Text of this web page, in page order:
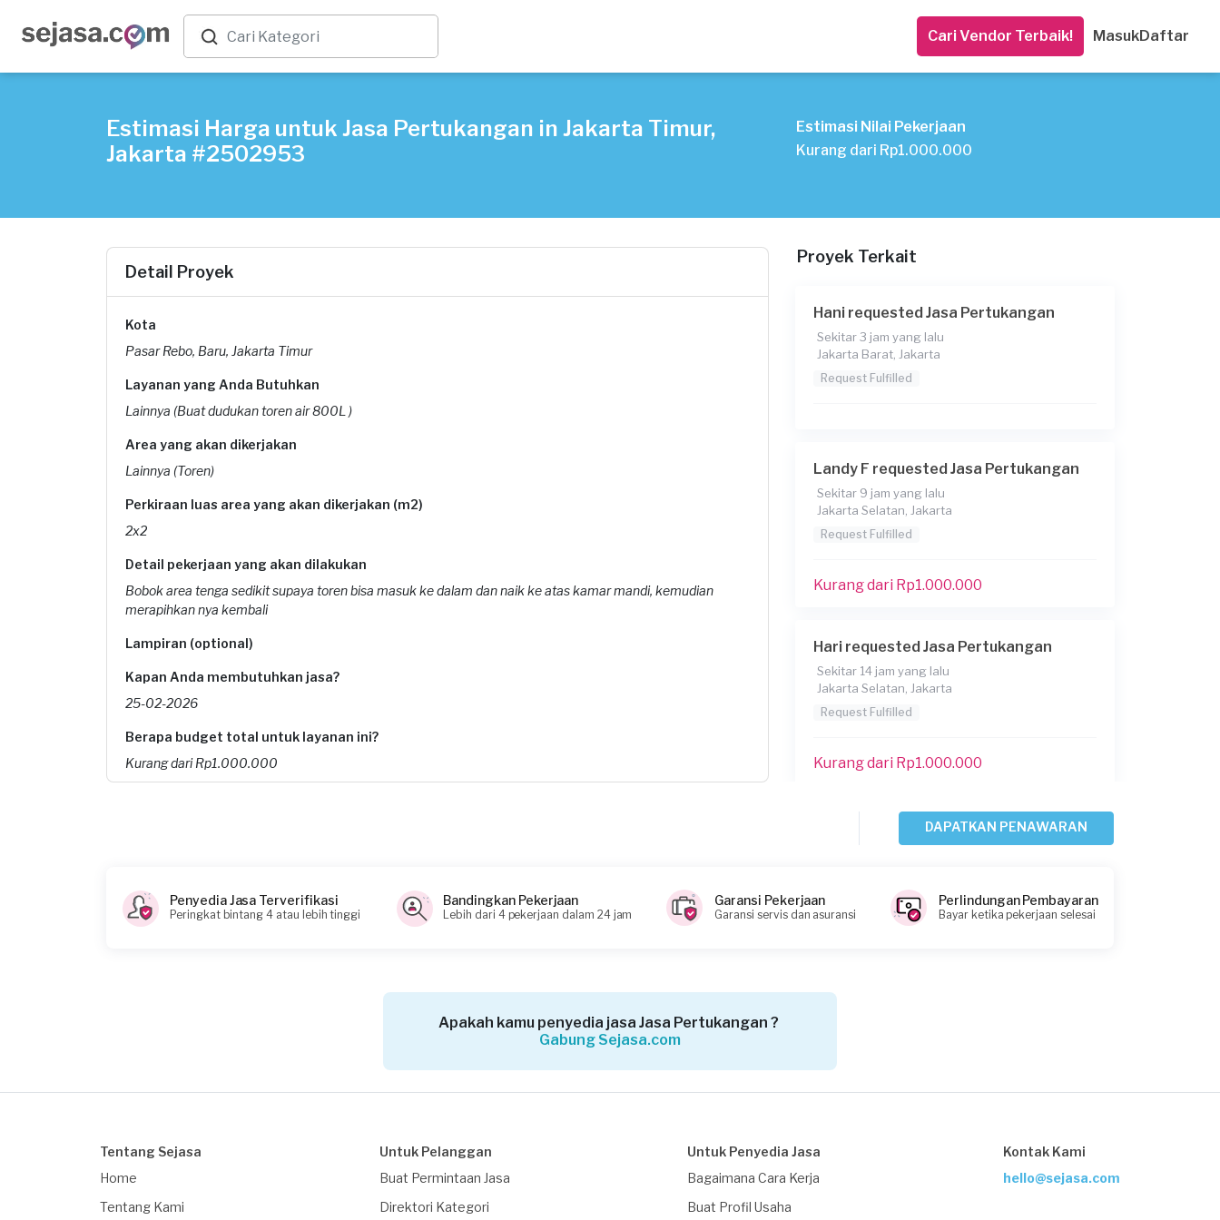
Cari Vendor Terbaik! MasukDaftar
Estimasi Harga untuk Jasa Pertukangan in Jakarta Timur,
Jakarta #2502953
Estimasi Nilai Pekerjaan
Kurang dari Rp1.000.000
Detail Proyek
Kota
Pasar Rebo, Baru, Jakarta Timur
Layanan yang Anda Butuhkan
Lainnya (Buat dudukan toren air 800L )
Area yang akan dikerjakan
Lainnya (Toren)
Perkiraan luas area yang akan dikerjakan (m2)
2x2
Detail pekerjaan yang akan dilakukan
Bobok area tenga sedikit supaya toren bisa masuk ke dalam dan naik ke atas kamar mandi, kemudian
merapihkan nya kembali
Lampiran (optional)
Kapan Anda membutuhkan jasa?
25-02-2026
Berapa budget total untuk layanan ini?
Kurang dari Rp1.000.000
Proyek Terkait
Hani requested Jasa Pertukangan
Sekitar 3 jam yang lalu
Jakarta Barat, Jakarta
Request Fulfilled
Landy F requested Jasa Pertukangan
Sekitar 9 jam yang lalu
Jakarta Selatan, Jakarta
Request Fulfilled
Kurang dari Rp1.000.000
Hari requested Jasa Pertukangan
Sekitar 14 jam yang lalu
Jakarta Selatan, Jakarta
Request Fulfilled
Kurang dari Rp1.000.000
Fadhil Mardiansyah requested Jasa
Pertukangan
Request Fulfilled
Kurang dari Rp1.000.000
DAPATKAN PENAWARAN
Penyedia Jasa Terverifikasi
Peringkat bintang 4 atau lebih tinggi
Bandingkan Pekerjaan
Lebih dari 4 pekerjaan dalam 24 jam
Garansi Pekerjaan
Garansi servis dan asuransi
Perlindungan Pembayaran
Bayar ketika pekerjaan selesai
Apakah kamu penyedia jasa Jasa Pertukangan ?
Gabung Sejasa.com
Tentang Sejasa
Home
Tentang Kami
Untuk Pelanggan
Buat Permintaan Jasa
Direktori Kategori
Untuk Penyedia Jasa
Bagaimana Cara Kerja
Buat Profil Usaha
Kontak Kami
hello@sejasa.com